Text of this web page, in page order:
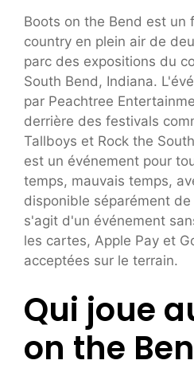
Boots on the Bend est un
country en plein air de
parc des expositions du
South Bend, Indiana.
par Peachtree
derrière des festivals
Tallboys et Rock the
est un événement pour
temps, mauvais temps,
disponible séparément
s'agit d'un événement
les cartes, Apple Pay et
acceptées sur le terrain.
Qui joue
on the